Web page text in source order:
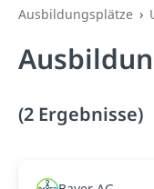
Ausbildungsplätze
(2 Ergebnisse)